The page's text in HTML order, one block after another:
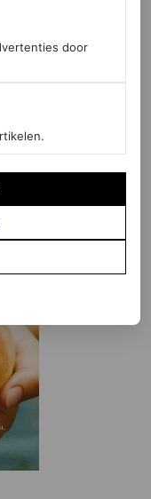
een jongen
haar wereld nooit
over liefde,
overleven
door